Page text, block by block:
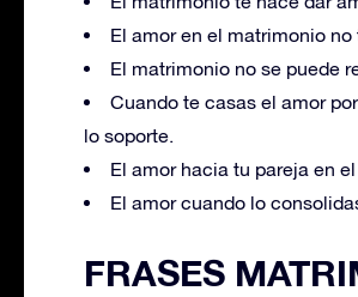
El amor en el matrimonio
El matrimonio no se puede
Cuando te casas el amor
lo soporte.
El amor hacia tu pareja en
El amor cuando lo
FRASES